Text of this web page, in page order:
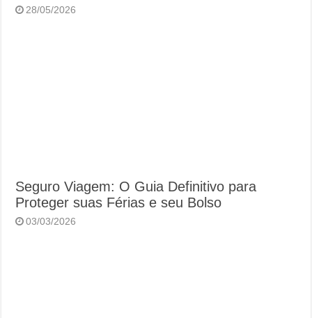
28/05/2026
Seguro Viagem: O Guia Definitivo para
Proteger suas Férias e seu Bolso
03/03/2026